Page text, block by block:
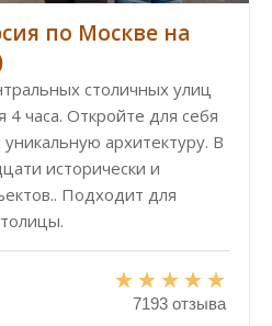
по Москве на
столичных улиц
4 часа. Откройте для себя
архитектуру. В
исторически и
Подходит для
7193 отзыва